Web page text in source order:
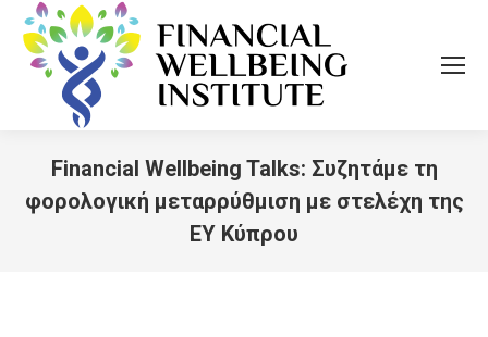
Financial Wellbeing Talks: Συζητάμε τη
φορολογική μεταρρύθμιση με στελέχη της
EY Κύπρου